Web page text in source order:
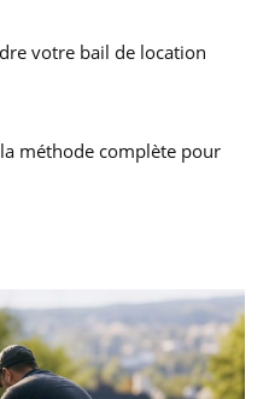
votre bail de location
méthode complète pour